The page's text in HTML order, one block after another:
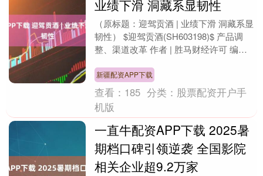
业绩下滑 洞藏系显韧性
（原标题：迎驾贡酒 | 业绩下滑 洞藏系显
韧性） $迎驾贡酒(SH603198)$ 产品调
整、渠道改革 作者 | 胜马财经许可 编辑 |
新疆配资APP下载
查看： 185 分类： 股票配资开户手
机版
一直牛配资APP下载 2025暑
期档口碑引领逆袭 全国影院
相关企业超9.2万家